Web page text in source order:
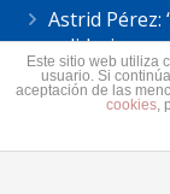
Astrid Pérez:
solidariza
una política
31 julio 2026
Este sitio web utiliza
usuario. Si
aceptación de las
cookies,